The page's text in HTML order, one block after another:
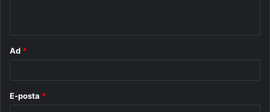
Ad *
E-posta *